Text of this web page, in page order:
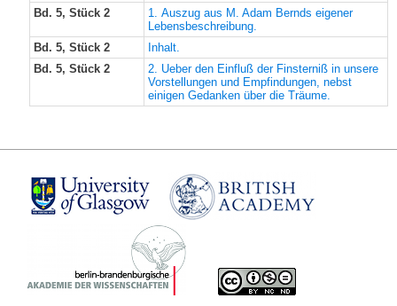
Bd. 5, Stück 2
1. Auszug aus M. Adam Bernds eigener
Lebensbeschreibung.
Bd. 5, Stück 2
Inhalt.
Bd. 5, Stück 2
2. Ueber den Einfluß der Finsterniß in unsere
Vorstellungen und Empfindungen, nebst
einigen Gedanken über die Träume.